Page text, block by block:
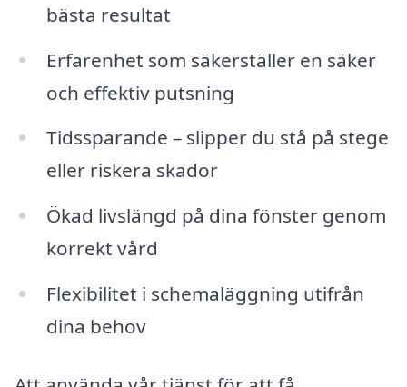
bästa resultat
Erfarenhet som säkerställer en säker
och effektiv putsning
Tidssparande – slipper du stå på stege
eller riskera skador
Ökad livslängd på dina fönster genom
korrekt vård
Flexibilitet i schemaläggning utifrån
dina behov